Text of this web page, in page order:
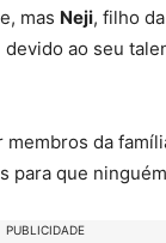
mas Neji, filho
devido ao seu
da
para que
PUBLICIDADE